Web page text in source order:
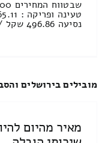
נסיעה 496.86 שקל / זמן נסיעה בין ערים 38 [...]
מובילים בירושלים
מאיר מהיום